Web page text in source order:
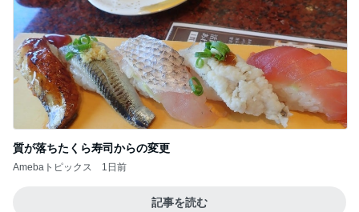
質が落ちたくら寿司からの変更
Amebaトピックス 1日前
記事を読む